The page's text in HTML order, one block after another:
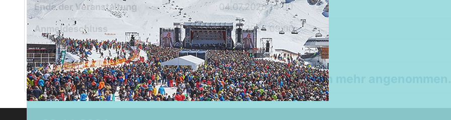
Chamonix
Grindelwald
Ende der Veranstaltung 04.07.2026 14:00
Anmeldeschluss 04.07.2026 09:00
Einzelpreis 50,00€
Für diese Veranstaltung werden keine Anmeldungen mehr angenommen.